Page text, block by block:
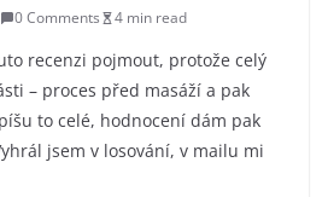
0 Comments 4 min read
recenzi pojmout, protože celý
– proces před masáží a pak
to celé, hodnocení dám pak
jsem v losování, v mailu mi